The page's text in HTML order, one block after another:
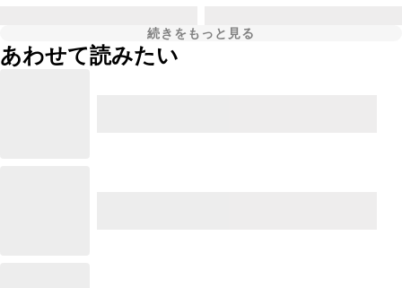
続きをもっと見る
あわせて読みたい